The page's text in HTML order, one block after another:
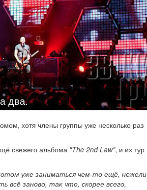
два.
хотя члены группы уже несколько раз
свежего альбома "The 2nd Law", и их тур
уже заниматься чем-то ещё, нежели
всё заново, так что, скорее всего,